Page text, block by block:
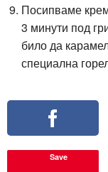
Посипваме
3 минути под
било да
специална
Save